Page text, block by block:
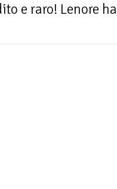
e raro! Lenore